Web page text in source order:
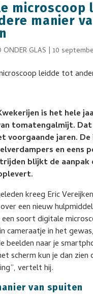
microscoop
manier
ONDER GLAS | 10
is het hele
tomatengalmijt.
voorgaande jaren. De
en eens
blijkt de aanpak
kreeg Eric
een nieuw
soort digitale
cameraatje in het
beelden naar je
scherm kun je dan zien
vertelt hij.
van spuiten